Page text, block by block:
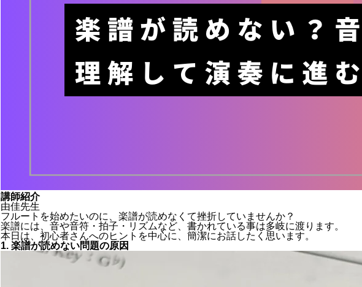
講師紹介
由佳先生
フルートを始めたいのに、楽譜が読めなくて挫折していませんか？
楽譜には、音や音符・拍子・リズムなど、書かれている事は多岐に渡ります。
本日は、初心者さんへのヒントを中心に、簡潔にお話したく思います。
1. 楽譜が読めない問題の原因